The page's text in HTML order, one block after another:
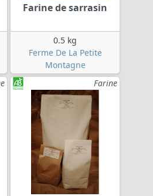
Farine de sarrasin
0.5 kg
Ferme De La Petite
Montagne
Farine